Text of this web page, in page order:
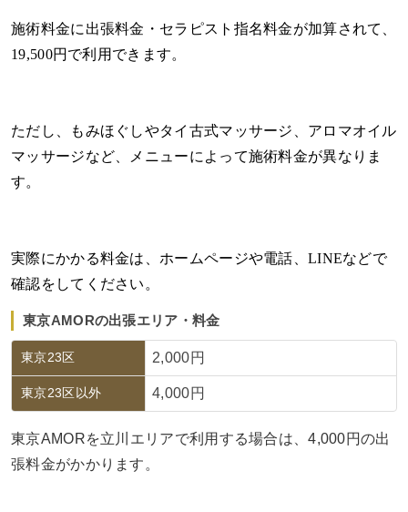
施術料金に出張料金・セラピスト指名料金が加算されて、
19,500円で利用できます。
ただし、もみほぐしやタイ古式マッサージ、アロマオイル
マッサージなど、メニューによって施術料金が異なりま
す。
実際にかかる料金は、ホームページや電話、LINEなどで
確認をしてください。
東京AMORの出張エリア・料金
東京23区 2,000円
東京23区以外 4,000円
東京AMORを立川エリアで利用する場合は、4,000円の出
張料金がかかります。